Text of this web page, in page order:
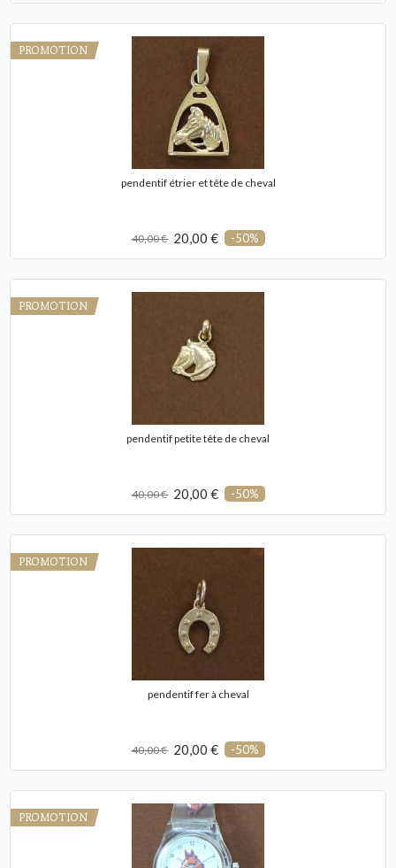
PROMOTION
pendentif étrier et tête de cheval
40,00 € 20,00 € -50%
PROMOTION
pendentif petite tête de cheval
40,00 € 20,00 € -50%
PROMOTION
pendentif fer à cheval
40,00 € 20,00 € -50%
PROMOTION